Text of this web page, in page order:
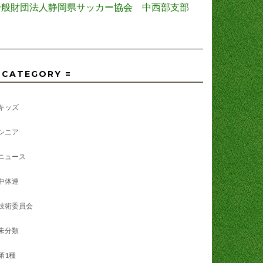
財団法人静岡県サッカー協会 中西部支部
=
ッズ
ニア
ュース
体連
術委員会
分類
1種